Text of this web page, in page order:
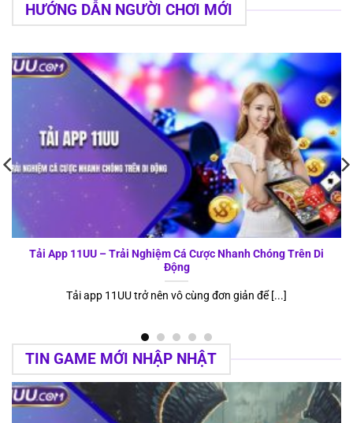
HƯỚNG DẪN NGƯỜI CHƠI MỚI
Tải App 11UU – Trải Nghiệm Cá Cược Nhanh Chóng Trên Di
Động
Tải app 11UU trở nên vô cùng đơn giản để [...]
TIN GAME MỚI NHẬP NHẬT